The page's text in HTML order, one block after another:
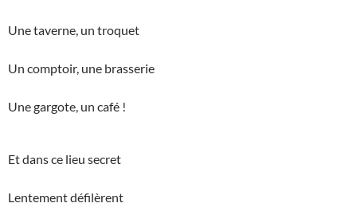
Une taverne, un troquet
Un comptoir, une brasserie
Une gargote, un café !
Et dans ce lieu secret
Lentement défilèrent